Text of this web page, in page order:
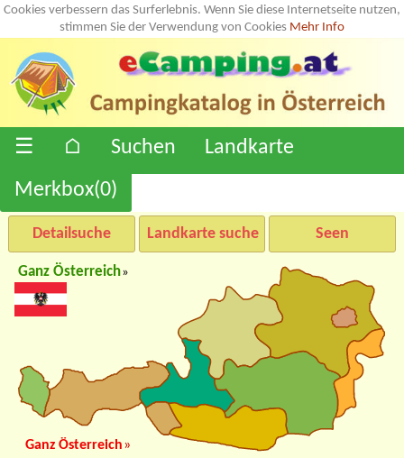
Cookies verbessern das Surferlebnis. Wenn Sie diese Internetseite nutzen,
stimmen Sie der Verwendung von Cookies Mehr Info
☰ ⌂ Suchen
Landkarte
Merkbox(0)
Detailsuche Landkarte suche Seen
Ganz Österreich»
Ganz Österreich»